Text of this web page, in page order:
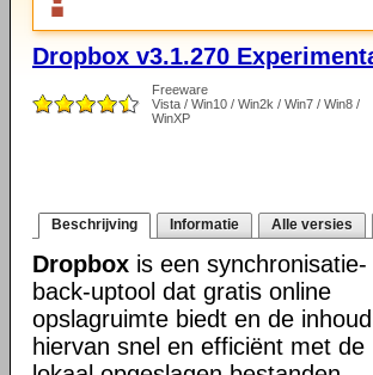
Dropbox v3.1.270
Freeware
Vista / Win10 / Win2k / Win7 / Win8 /
WinXP
Beschrijving Informatie Alle versies
Dropbox is een synchronisatie-
back-uptool dat gratis online
opslagruimte biedt en de inhoud
hiervan snel en efficiënt met de